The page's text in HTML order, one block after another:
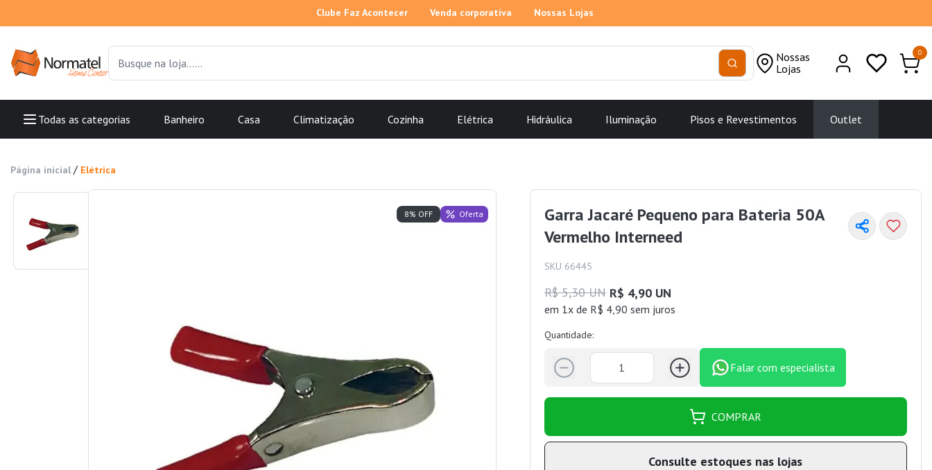
Clube Faz Acontecer Venda corporativa Nossas Lojas
Nossas
Lojas
0
Todas as categorias Banheiro Casa Climatização Cozinha Elétrica Hidráulica Iluminação Pisos e Revestimentos Outlet
Página inicial / Elétrica
8% OFF Oferta
Garra Jacaré Pequeno para Bateria 50A
Vermelho Interneed
SKU 66445
R$ 5,30 UN R$ 4,90 UN
em 1x de R$ 4,90 sem juros
Quantidade:
Falar com especialista
COMPRAR
Consulte estoques nas lojas